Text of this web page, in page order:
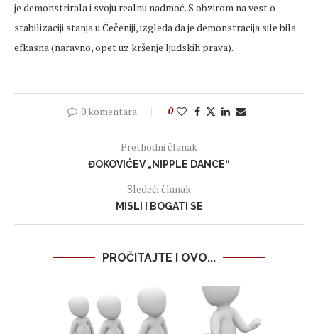
je demonstrirala i svoju realnu nadmoć. S obzirom na vest o
stabilizaciji stanja u Čečeniji, izgleda da je demonstracija sile bila
efkasna (naravno, opet uz kršenje ljudskih prava).
0 komentara 0
Prethodni članak
ĐOKOVIĆEV „NIPPLE DANCE“
Sledeći članak
MISLI I BOGATI SE
PROČITAJTE I OVO...